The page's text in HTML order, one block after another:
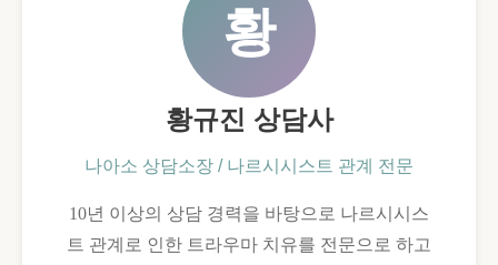
황
황규진 상담사
나아소 상담소장 / 나르시시스트 관계 전문
10년 이상의 상담 경력을 바탕으로 나르시시스
트 관계로 인한 트라우마 치유를 전문으로 하고